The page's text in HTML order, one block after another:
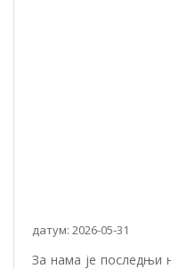
датум: 2026-05-31
За нама је последњи